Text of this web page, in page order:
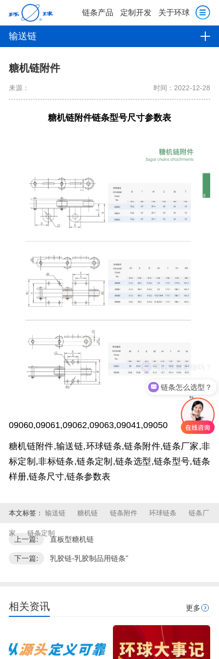
链条产品 定制开发 关于环球
输送链
糖机链附件
来源： 时间：2022-12-28
糖机链附件链条型号尺寸参数表
09060,09061,09062,09063,09041,09050
糖机链附件,输送链,环球链条,链条附件,链条厂家,非
标定制,非标链条,链条定制,链条选型,链条型号,链条
样册,链条尺寸,链条参数表
本文标签： 输送链 糖机链 链条附件 环球链条 链条厂
家 链条定制
上一篇: 直板型糖机链
下一篇: 乳胶链-乳胶制品用链条"
相关资讯 更多
链条怎么选型？
可以非标定做吗？